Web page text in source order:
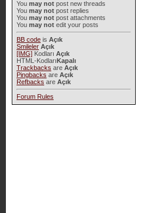
You may notpost new threads
You may notpost replies
You may notpost attachments
You may notedit your posts
BB codeis Açık
Smileler Açık
[IMG]Kodları Açık
HTML-KodlarıKapalı
Trackbacks are Açık
Pingbacks are Açık
Refbacks are Açık
Forum Rules